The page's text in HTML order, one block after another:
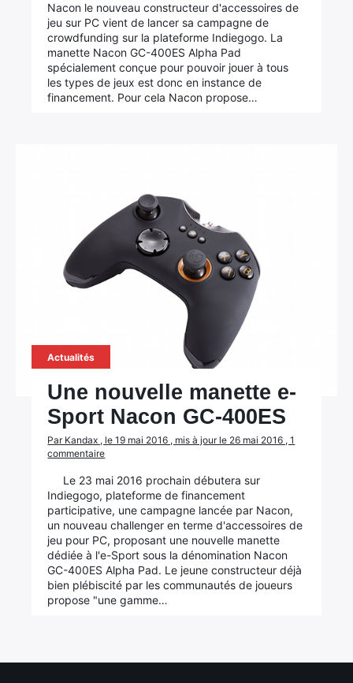
Nacon le nouveau constructeur d'accessoires de
jeu sur PC vient de lancer sa campagne de
crowdfunding sur la plateforme Indiegogo. La
manette Nacon GC-400ES Alpha Pad
spécialement conçue pour pouvoir jouer à tous
les types de jeux est donc en instance de
financement. Pour cela Nacon propose…
Actualités
Une nouvelle manette e-
Sport Nacon GC-400ES
Par Kandax , le 19 mai 2016 , mis à jour le 26 mai 2016 , 1
commentaire
Le 23 mai 2016 prochain débutera sur
Indiegogo, plateforme de financement
participative, une campagne lancée par Nacon,
un nouveau challenger en terme d'accessoires de
jeu pour PC, proposant une nouvelle manette
dédiée à l'e-Sport sous la dénomination Nacon
GC-400ES Alpha Pad. Le jeune constructeur déjà
bien plébiscité par les communautés de joueurs
propose "une gamme…